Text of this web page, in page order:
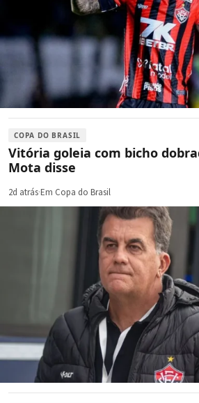
COPA DO BRASIL
Vitória goleia com bicho
Mota disse
2d atrás·Em Copa do Brasil